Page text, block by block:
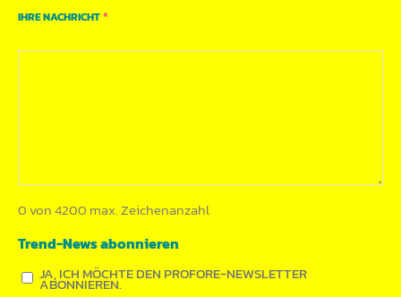
IHRE NACHRICHT*
0 von 4200 max. Zeichenanzahl
Trend-News abonnieren
JA, ICH MÖCHTE DEN PROFORE-NEWSLETTER
ABONNIEREN.